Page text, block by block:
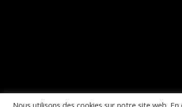
Nous utilisons des cookies sur notre site web.